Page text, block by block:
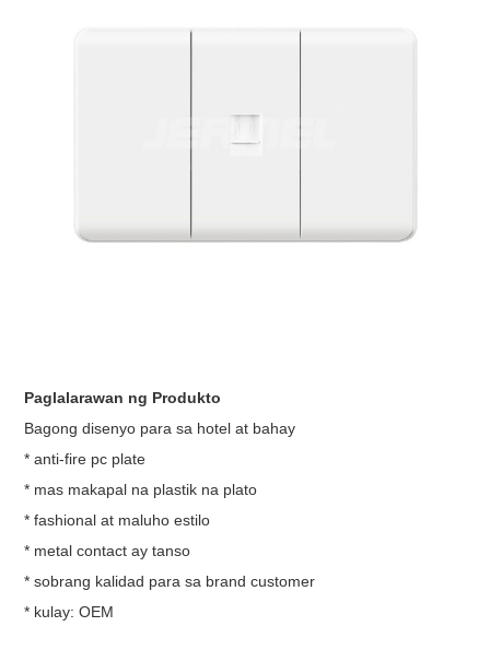
Paglalarawan ng Produkto
Bagong disenyo para sa hotel at bahay
* anti-fire pc plate
* mas makapal na plastik na plato
* fashional at maluho estilo
* metal contact ay tanso
* sobrang kalidad para sa brand customer
* kulay: OEM